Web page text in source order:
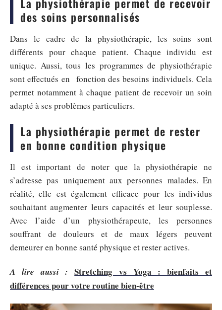
des soins personnalisés
Dans le cadre de la physiothérapie, les soins sont
différents pour chaque patient. Chaque individu est
unique. Aussi, tous les programmes de physiothérapie
sont effectués en fonction des besoins individuels. Cela
permet notamment à chaque patient de recevoir un soin
adapté à ses problèmes particuliers.
La physiothérapie permet de rester
en bonne condition physique
Il est important de noter que la physiothérapie ne
s’adresse pas uniquement aux personnes malades. En
réalité, elle est également efficace pour les individus
souhaitant augmenter leurs capacités et leur souplesse.
Avec l’aide d’un physiothérapeute, les personnes
souffrant de douleurs et de maux légers peuvent
demeurer en bonne santé physique et rester actives.
A lire aussi : Stretching vs Yoga : bienfaits et
différences pour votre routine bien-être